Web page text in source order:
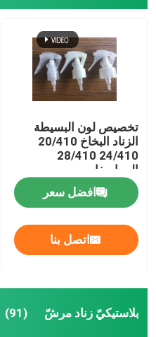
زجاجة مستحضرات التجميل
عصا مزيل العرق فارغة
زجاجة مستحضرات التجميل
زجاجة من الزيت العطري
زجاجة رذاذ العطر
تخصيص لون البسيطة
الزناد البخاخ 20/410
24/410 28/410
المواصفات
افضل سعر
اتصل بنا
بلاستيكيّ زناد مرشّ (91)